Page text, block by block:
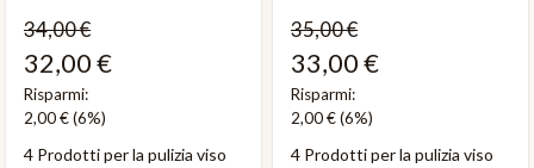
34,00 €
32,00 €
Risparmi:
2,00 €(6%)
4 Prodotti per la pulizia viso
35,00 €
33,00 €
Risparmi:
2,00 €(6%)
4 Prodotti per la pulizia viso